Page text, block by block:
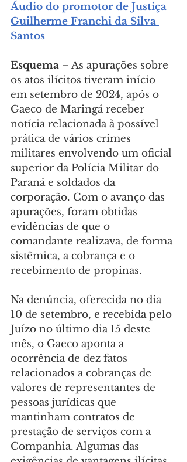
Áudio do promotor de Justiça
Guilherme Franchi da Silva
Santos
Esquema – As apurações sobre
os atos ilícitos tiveram início
em setembro de 2024, após o
Gaeco de Maringá receber
notícia relacionada à possível
prática de vários crimes
militares envolvendo um oficial
superior da Polícia Militar do
Paraná e soldados da
corporação. Com o avanço das
apurações, foram obtidas
evidências de que o
comandante realizava, de forma
sistêmica, a cobrança e o
recebimento de propinas.
Na denúncia, oferecida no dia
10 de setembro, e recebida pelo
Juízo no último dia 15 deste
mês, o Gaeco aponta a
ocorrência de dez fatos
relacionados a cobranças de
valores de representantes de
pessoas jurídicas que
mantinham contratos de
prestação de serviços com a
Companhia. Algumas das